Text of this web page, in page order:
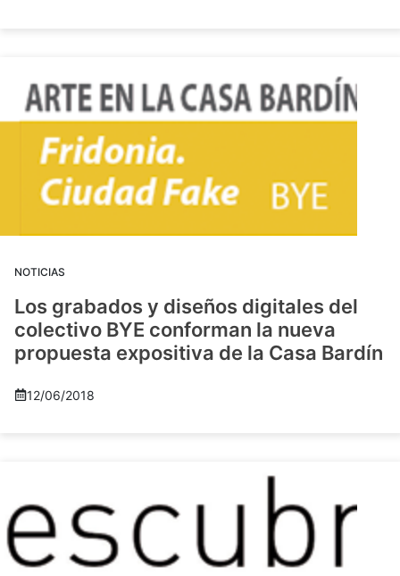
NOTICIAS
Los grabados y diseños digitales del
colectivo BYE conforman la nueva
propuesta expositiva de la Casa Bardín
12/06/2018